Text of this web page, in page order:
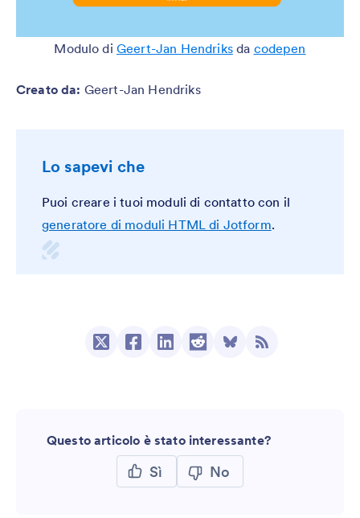
Modulo di Geert-Jan Hendriksda codepen
Creato da: Geert-Jan Hendriks
Lo sapevi che
Puoi creare i tuoi moduli di contatto con il
generatore di moduli HTML di Jotform.
Questo articolo è stato interessante?
Sì No